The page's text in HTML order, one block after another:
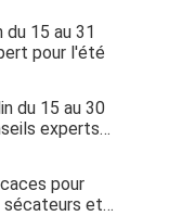
du 15 au 31
pour l'été
du 15 au 30
experts
pour
et